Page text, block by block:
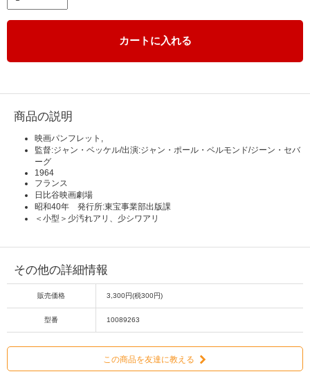
カートに入れる
商品の説明
映画パンフレット,
監督:ジャン・ベッケル/出演:ジャン・ポール・ベルモンド/ジーン・セバ
ーグ
1964
フランス
日比谷映画劇場
昭和40年 発行所:東宝事業部出版課
＜小型＞少汚れアリ、少シワアリ
その他の詳細情報
販売価格 3,300円(税300円)
型番 10089263
この商品を友達に教える